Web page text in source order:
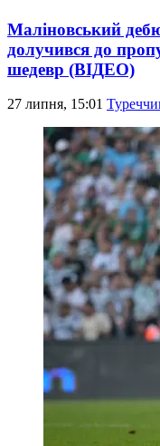
Маліновський
долучився до
шедевр (ВІДЕО)
27 липня, 15:01